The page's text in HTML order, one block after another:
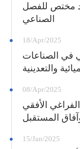
مختص للفصل
الصناعي
18/Apr/2025
في الصناعات
والتعدينية
08/Apr/2025
الأفقي
المستقبل
15/Jan/2025